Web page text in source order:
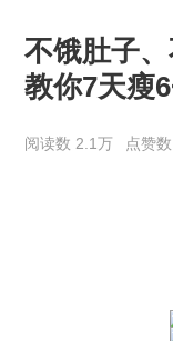
不饿肚子
教你7天瘦
阅读数 2.1万 点赞